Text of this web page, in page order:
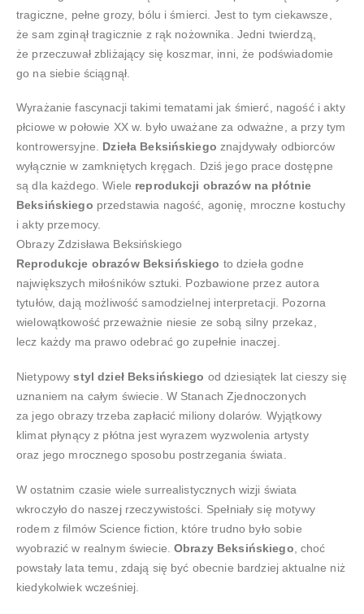
tragiczne, pełne grozy, bólu i śmierci. Jest to tym ciekawsze,
że sam zginął tragicznie z rąk nożownika. Jedni twierdzą,
że przeczuwał zbliżający się koszmar, inni, że podświadomie
go na siebie ściągnął.
Wyrażanie fascynacji takimi tematami jak śmierć, nagość i akty
płciowe w połowie XX w. było uważane za odważne, a przy tym
kontrowersyjne. Dzieła Beksińskiego znajdywały odbiorców
wyłącznie w zamkniętych kręgach. Dziś jego prace dostępne
są dla każdego. Wiele reprodukcji obrazów na płótnie
Beksińskiego przedstawia nagość, agonię, mroczne kostuchy
i akty przemocy.
Obrazy Zdzisława Beksińskiego
Reprodukcje obrazów Beksińskiego to dzieła godne
największych miłośników sztuki. Pozbawione przez autora
tytułów, dają możliwość samodzielnej interpretacji. Pozorna
wielowątkowość przeważnie niesie ze sobą silny przekaz,
lecz każdy ma prawo odebrać go zupełnie inaczej.
Nietypowystyl dzieł Beksińskiego od dziesiątek lat cieszy się
uznaniem na całym świecie. W Stanach Zjednoczonych
za jego obrazy trzeba zapłacić miliony dolarów. Wyjątkowy
klimat płynący z płótna jest wyrazem wyzwolenia artysty
oraz jego mrocznego sposobu postrzegania świata.
W ostatnim czasie wiele surrealistycznych wizji świata
wkroczyło do naszej rzeczywistości. Spełniały się motywy
rodem z filmów Science fiction, które trudno było sobie
wyobrazić w realnym świecie.Obrazy Beksińskiego , choć
powstały lata temu, zdają się być obecnie bardziej aktualne niż
kiedykolwiek wcześniej.